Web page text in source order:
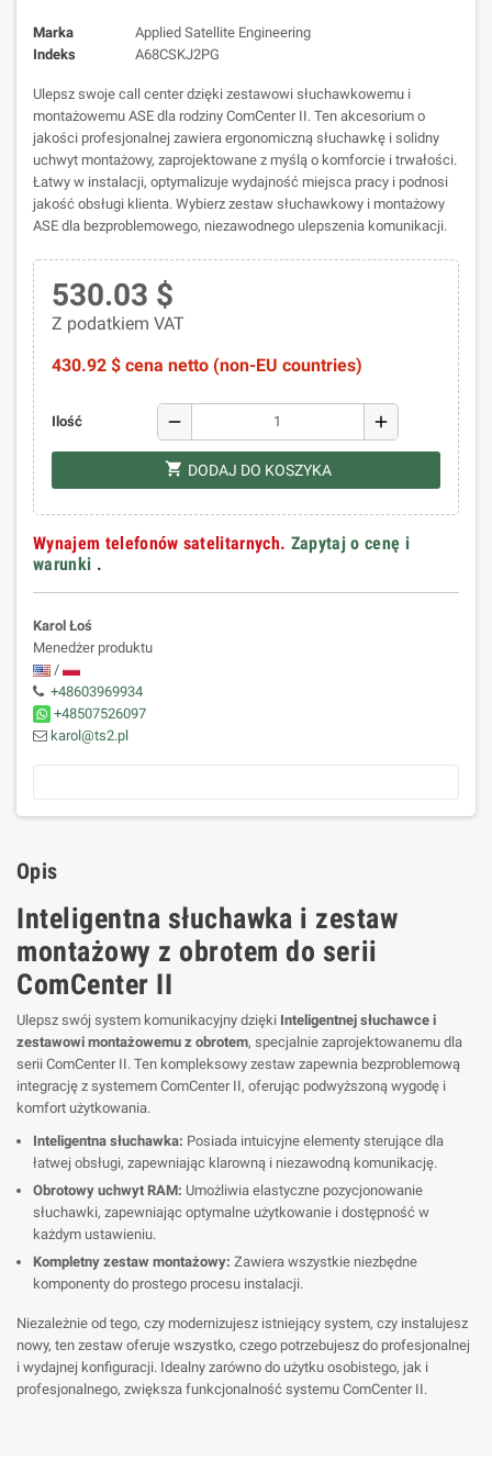
Marka
Applied Satellite Engineering
Indeks
A68CSKJ2PG
Ulepsz swoje call center dzięki zestawowi słuchawkowemu i
montażowemu ASE dla rodziny ComCenter II. Ten akcesorium o
jakości profesjonalnej zawiera ergonomiczną słuchawkę i solidny
uchwyt montażowy, zaprojektowane z myślą o komforcie i trwałości.
Łatwy w instalacji, optymalizuje wydajność miejsca pracy i podnosi
jakość obsługi klienta. Wybierz zestaw słuchawkowy i montażowy
ASE dla bezproblemowego, niezawodnego ulepszenia komunikacji.
530.03 $
Z podatkiem VAT
430.92 $ cena netto (non-EU countries)
Ilość remove add
shopping_cart DODAJ DO KOSZYKA
Wynajem telefonów satelitarnych. Zapytaj o cenę i
warunki .
Karol Łoś
Menedżer produktu
/
+48603969934
+48507526097
karol@ts2.pl
Opis
Inteligentna słuchawka i zestaw
montażowy z obrotem do serii
ComCenter II
Ulepsz swój system komunikacyjny dzięki Inteligentnej słuchawce i
zestawowi montażowemu z obrotem, specjalnie zaprojektowanemu dla
serii ComCenter II. Ten kompleksowy zestaw zapewnia bezproblemową
integrację z systemem ComCenter II, oferując podwyższoną wygodę i
komfort użytkowania.
Inteligentna słuchawka: Posiada intuicyjne elementy sterujące dla
łatwej obsługi, zapewniając klarowną i niezawodną komunikację.
Obrotowy uchwyt RAM: Umożliwia elastyczne pozycjonowanie
słuchawki, zapewniając optymalne użytkowanie i dostępność w
każdym ustawieniu.
Kompletny zestaw montażowy: Zawiera wszystkie niezbędne
komponenty do prostego procesu instalacji.
Niezależnie od tego, czy modernizujesz istniejący system, czy instalujesz
nowy, ten zestaw oferuje wszystko, czego potrzebujesz do profesjonalnej
i wydajnej konfiguracji. Idealny zarówno do użytku osobistego, jak i
profesjonalnego, zwiększa funkcjonalność systemu ComCenter II.